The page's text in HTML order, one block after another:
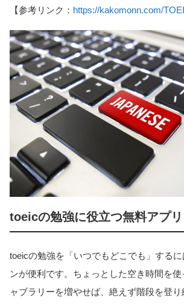
【参考リンク： https://kakomonn.com/
toeicの勉強に役立つ無料アプリ
toeicの勉強を「いつでもどこでも」する
ンが便利です。ちょっとした空き時間を
ャブラリーを増やせば、絶えず階段を登